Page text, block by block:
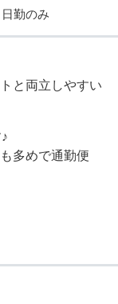
日勤のみ
と両立しやすい
多めで通勤便